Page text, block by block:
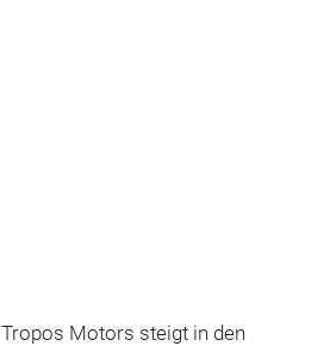
Motors steigt in den